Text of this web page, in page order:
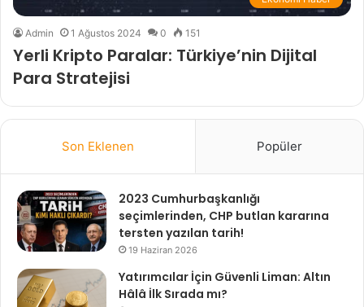
Admin 1 Ağustos 2024 0 151
Yerli Kripto Paralar: Türkiye’nin Dijital
Para Stratejisi
Son Eklenen Popüler
2023 Cumhurbaşkanlığı
seçimlerinden, CHP butlan kararına
tersten yazılan tarih!
19 Haziran 2026
Yatırımcılar İçin Güvenli Liman: Altın
Hâlâ İlk Sırada mı?